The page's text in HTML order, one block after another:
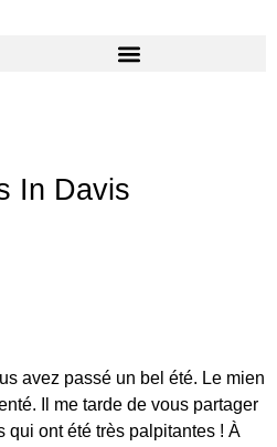
In Davis
avez passé un bel été. Le mien
Il me tarde de vous partager
qui ont été très palpitantes ! À